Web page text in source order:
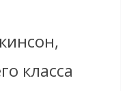
класса